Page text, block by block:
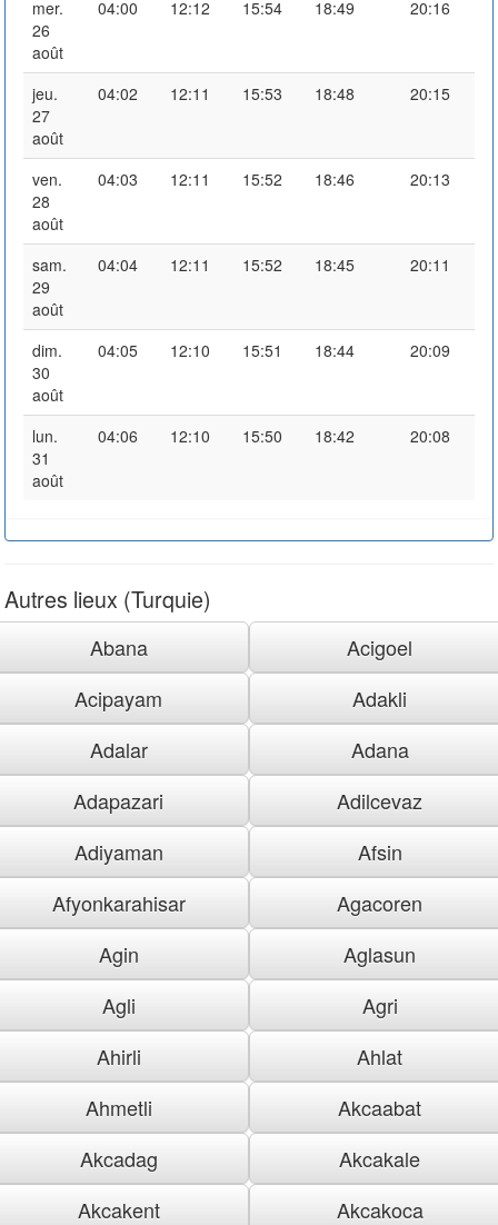
mer.
26
août
04:00 12:12 15:54 18:49 20:16
jeu.
27
août
04:02 12:11 15:53 18:48 20:15
ven.
28
août
04:03 12:11 15:52 18:46 20:13
sam.
29
août
04:04 12:11 15:52 18:45 20:11
dim.
30
août
04:05 12:10 15:51 18:44 20:09
lun.
31
août
04:06 12:10 15:50 18:42 20:08
Autres lieux (Turquie)
Abana
Acigoel
Acipayam
Adakli
Adalar
Adana
Adapazari
Adilcevaz
Adiyaman
Afsin
Afyonkarahisar
Agacoren
Agin
Aglasun
Agli
Agri
Ahirli
Ahlat
Ahmetli
Akcaabat
Akcadag
Akcakale
Akcakent
Akcakoca